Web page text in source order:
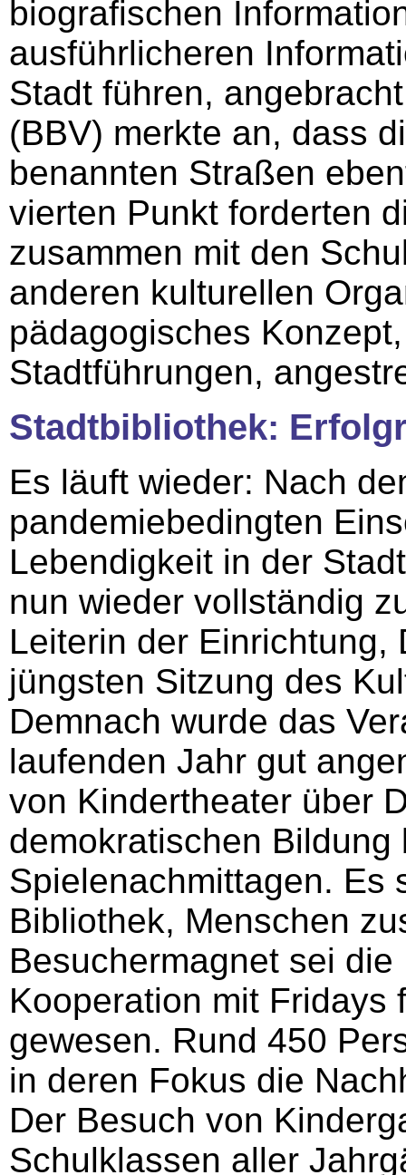
biografischen
ausführlicheren
Stadt führen,
(BBV) merkte an, dass
benannten Straßen
vierten Punkt forderten
zusammen mit den
anderen kulturellen
pädagogisches
Stadtführungen,
Stadtbibliothek:
Es läuft wieder: Nach
pandemiebedingten
Lebendigkeit in der
nun wieder vollständig
Leiterin der Einrichtung,
jüngsten Sitzung des
Demnach wurde das
laufenden Jahr gut
von Kindertheater über
demokratischen Bildung
Spielenachmittagen. Es
Bibliothek, Menschen
Besuchermagnet sei
Kooperation mit Fridays
gewesen. Rund 450
in deren Fokus die
Der Besuch von
Schulklassen aller